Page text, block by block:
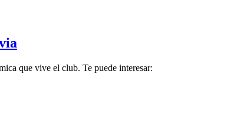
que vive el club. Te puede interesar: